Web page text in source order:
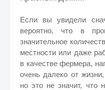
Если вы увидели
вероятно, что в
значительное
местности или даже
в качестве фермера,
очень далеко от
но это не значит, что